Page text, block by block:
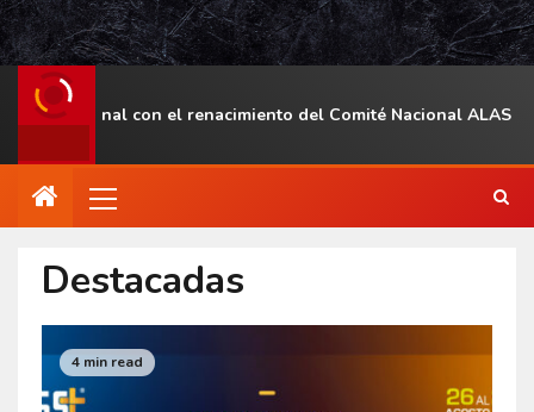
con el renacimiento del Comité Nacional ALAS
Destacadas
4 min read